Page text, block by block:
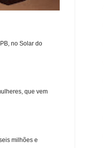
no Solar do
que vem
milhões e